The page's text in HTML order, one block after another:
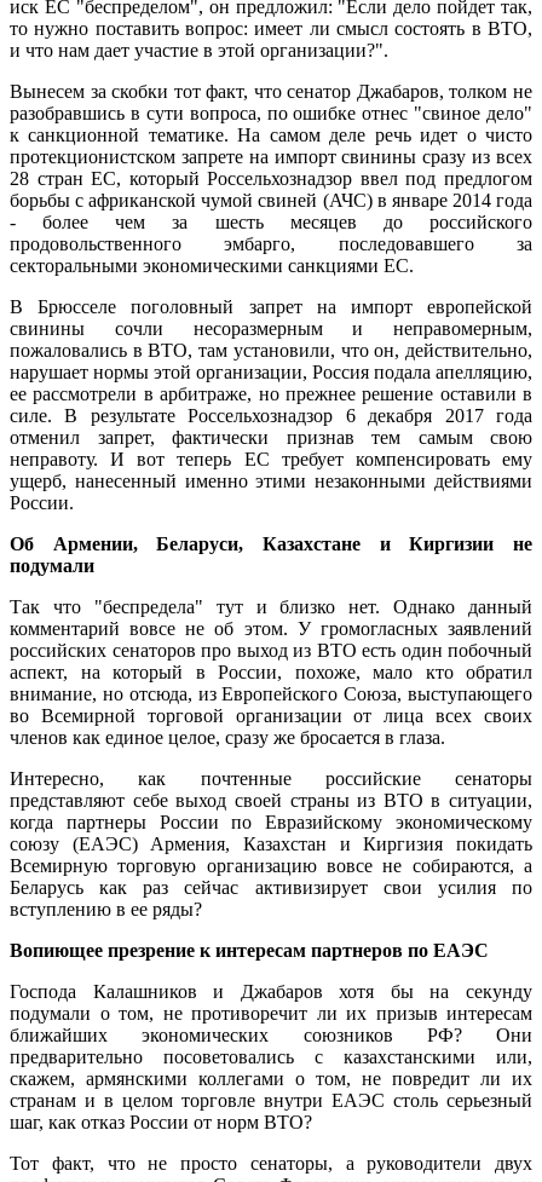
иск ЕС "беспределом", он предложил: "Если дело пойдет так,
то нужно поставить вопрос: имеет ли смысл состоять в ВТО,
и что нам дает участие в этой организации?".
Вынесем за скобки тот факт, что сенатор Джабаров, толком не
разобравшись в сути вопроса, по ошибке отнес "свиное дело"
к санкционной тематике. На самом деле речь идет о чисто
протекционистском запрете на импорт свинины сразу из всех
28 стран ЕС, который Россельхознадзор ввел под предлогом
борьбы с африканской чумой свиней (АЧС) в январе 2014 года
- более чем за шесть месяцев до российского
продовольственного эмбарго, последовавшего за
секторальными экономическими санкциями ЕС.
В Брюсселе поголовный запрет на импорт европейской
свинины сочли несоразмерным и неправомерным,
пожаловались в ВТО, там установили, что он, действительно,
нарушает нормы этой организации, Россия подала апелляцию,
ее рассмотрели в арбитраже, но прежнее решение оставили в
силе. В результате Россельхознадзор 6 декабря 2017 года
отменил запрет, фактически признав тем самым свою
неправоту. И вот теперь ЕС требует компенсировать ему
ущерб, нанесенный именно этими незаконными действиями
России.
Об Армении, Беларуси, Казахстане и Киргизии не
подумали
Так что "беспредела" тут и близко нет. Однако данный
комментарий вовсе не об этом. У громогласных заявлений
российских сенаторов про выход из ВТО есть один побочный
аспект, на который в России, похоже, мало кто обратил
внимание, но отсюда, из Европейского Союза, выступающего
во Всемирной торговой организации от лица всех своих
членов как единое целое, сразу же бросается в глаза.
Интересно, как почтенные российские сенаторы
представляют себе выход своей страны из ВТО в ситуации,
когда партнеры России по Евразийскому экономическому
союзу (ЕАЭС) Армения, Казахстан и Киргизия покидать
Всемирную торговую организацию вовсе не собираются, а
Беларусь как раз сейчас активизирует свои усилия по
вступлению в ее ряды?
Вопиющее презрение к интересам партнеров по ЕАЭС
Господа Калашников и Джабаров хотя бы на секунду
подумали о том, не противоречит ли их призыв интересам
ближайших экономических союзников РФ? Они
предварительно посоветовались с казахстанскими или,
скажем, армянскими коллегами о том, не повредит ли их
странам и в целом торговле внутри ЕАЭС столь серьезный
шаг, как отказ России от норм ВТО?
Тот факт, что не просто сенаторы, а руководители двух